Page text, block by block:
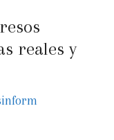
reales y